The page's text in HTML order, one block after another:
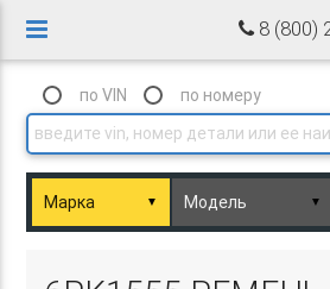
8 (800)
по VIN по номеру
▼ ▼